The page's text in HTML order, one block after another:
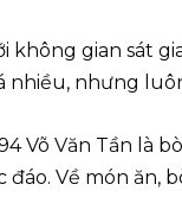
không gian sát
nhiều, nhưng
Võ Văn Tần là
Về món ăn,